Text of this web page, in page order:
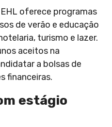
oferece programas
de verão e educação
turismo e lazer.
aceitos na
a bolsas de
financeiras.
estágio